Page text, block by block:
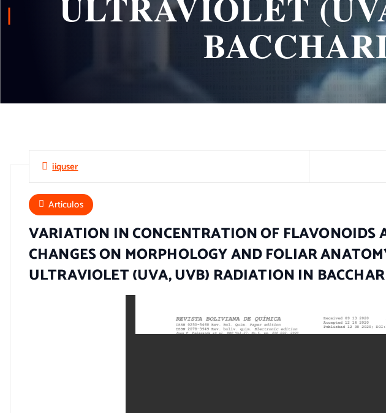
iiquser
Articulos
VARIATION IN CONCENTRATION OF FLAVONOIDS
CHANGES ON MORPHOLOGY AND FOLIAR
ULTRAVIOLET (UVA, UVB) RADIATION IN